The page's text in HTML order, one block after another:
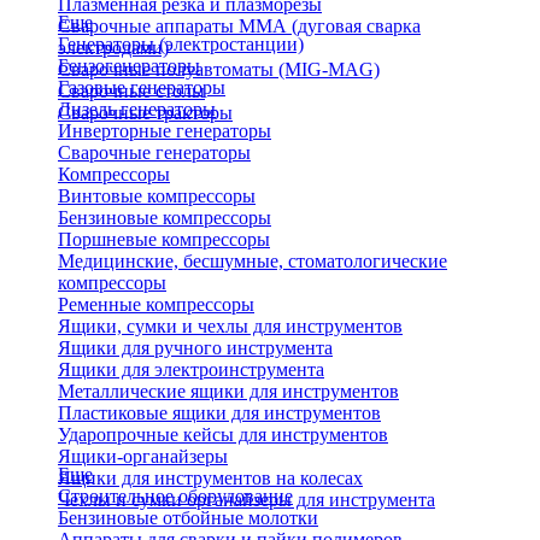
Плазменная резка и плазморезы
Сварочные аппараты ММА (дуговая сварка
электродами)
Сварочные полуавтоматы (MIG-MAG)
Сварочные столы
Сварочные тракторы
Еще
Генераторы (электростанции)
Бензогенераторы
Газовые генераторы
Дизель генераторы
Инверторные генераторы
Сварочные генераторы
Компрессоры
Винтовые компрессоры
Бензиновые компрессоры
Поршневые компрессоры
Медицинские, бесшумные, стоматологические
компрессоры
Ременные компрессоры
Ящики, сумки и чехлы для инструментов
Ящики для ручного инструмента
Ящики для электроинструмента
Металлические ящики для инструментов
Пластиковые ящики для инструментов
Ударопрочные кейсы для инструментов
Ящики-органайзеры
Ящики для инструментов на колесах
Чехлы и сумки органайзеры для инструмента
Еще
Строительное оборудование
Бензиновые отбойные молотки